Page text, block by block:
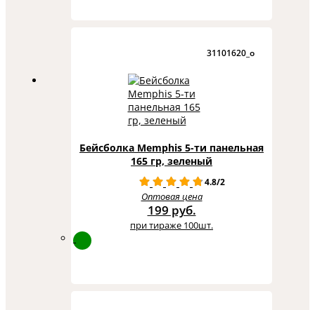
31101620_o
Бейсболка Memphis 5-ти панельная
165 гр, зеленый
4.8/2
Оптовая цена
199 руб.
при тираже 100шт.